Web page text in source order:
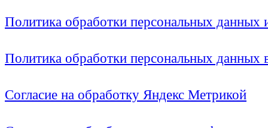
Политика обработки персональных
Политика обработки персональных
Согласие на обработку Яндекс Метрикой